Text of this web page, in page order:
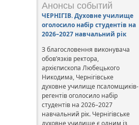
Анонсы событий
ЧЕРНІГІВ. Духовне училище
оголосило набір студентів на
2026–2027 навчальний рік
З благословення виконувача
обов’язків ректора,
архієпископа Любецького
Никодима, Чернігівське
духовне училище псаломщиків-
регентів оголосило набір
студентів на 2026–2027
навчальний рік. Чернігівське
духовне училище є одним із